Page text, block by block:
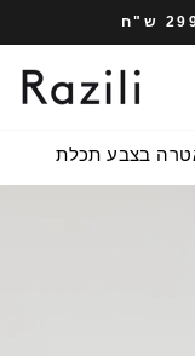
בצבע תכלת